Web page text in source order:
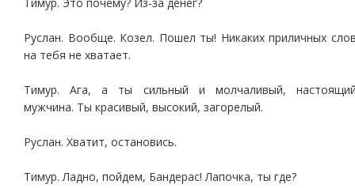
Руслан. Вообще. Козел. Пошел ты! Никаких приличных
на тебя не хватает.
Тимур. Ага, а ты сильный и молчаливый,
мужчина. Ты красивый, высокий, загорелый.
Руслан. Хватит, остановись.
Тимур. Ладно, пойдем, Бандерас! Лапочка, ты где?